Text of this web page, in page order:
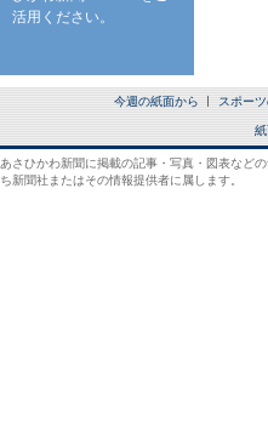
活用ください。
今週の紙面から スポー
あさひかわ新聞に掲載の記事・写真・図表など
ち新聞社またはその情報提供者に属します。